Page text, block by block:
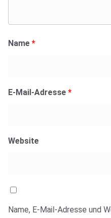
Name *
E-Mail-Adresse *
Website
Name, E-Mail-Adresse und